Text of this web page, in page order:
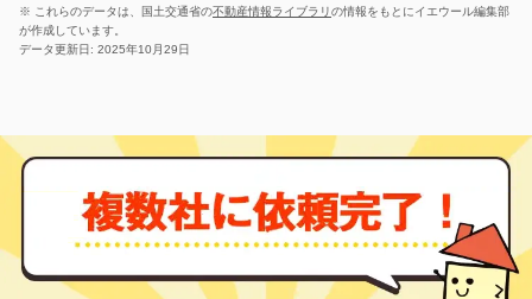
※ これらのデータは、国土交通省の不動産情報ライブラリの情報をもとにイエウール編集部
が作成しています。
データ更新日: 2025年10月29日